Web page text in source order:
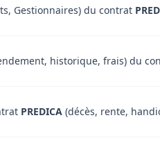
Gestionnaires) du contrat
historique, frais) du
PREDICA (décès, rente,